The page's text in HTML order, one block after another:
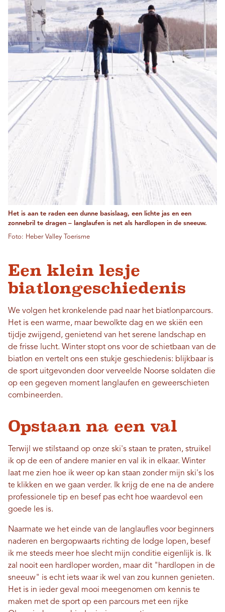
Het is aan te raden een dunne basislaag, een lichte jas en een
zonnebril te dragen – langlaufen is net als hardlopen in de sneeuw.
Foto: Heber Valley Toerisme
Een klein lesje
biatlongeschiedenis
We volgen het kronkelende pad naar het biatlonparcours.
Het is een warme, maar bewolkte dag en we skiën een
tijdje zwijgend, genietend van het serene landschap en
de frisse lucht. Winter stopt ons voor de schietbaan van de
biatlon en vertelt ons een stukje geschiedenis: blijkbaar is
de sport uitgevonden door verveelde Noorse soldaten die
op een gegeven moment langlaufen en geweerschieten
combineerden.
Opstaan ​​na een val
Terwijl we stilstaand op onze ski's staan ​​te praten, struikel
ik op de een of andere manier en val ik in elkaar. Winter
laat me zien hoe ik weer op kan staan ​​zonder mijn ski's los
te klikken en we gaan verder. Ik krijg de ene na de andere
professionele tip en besef pas echt hoe waardevol een
goede les is.
Naarmate we het einde van de langlaufles voor beginners
naderen en bergopwaarts richting de lodge lopen, besef
ik me steeds meer hoe slecht mijn conditie eigenlijk is. Ik
zal nooit een hardloper worden, maar dit "hardlopen in de
sneeuw" is echt iets waar ik wel van zou kunnen genieten.
Het is in ieder geval mooi meegenomen om kennis te
maken met de sport op een parcours met een rijke